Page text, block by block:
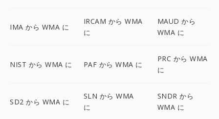
IMA から WMA に
IRCAM から WMA
に
MAUD から
WMA に
NIST から WMA に PAF から WMA に
PRC から WMA
に
SD2 から WMA に
SLN から WMA
に
SNDR から
WMA に